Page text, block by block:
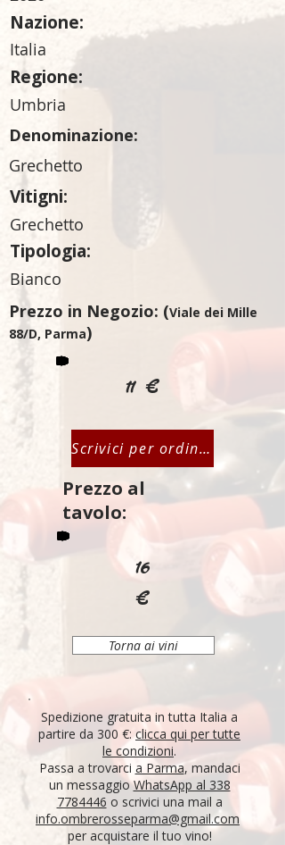
Nazione:
Italia
Regione:
Umbria
Denominazione:
Grechetto
Vitigni:
Grechetto
Tipologia:
Bianco
Prezzo in Negozio: (Viale dei Mille
88/D, Parma)
11 €
Scrivici per ordinare
Prezzo al
tavolo:
16
€
Torna ai vini
Spedizione gratuita in tutta Italia a
partire da 300 €:clicca qui per tutte
le condizioni.
Passa a trovarci a Parma, mandaci
un messaggioWhatsApp al 338
7784446 o scrivici una mail a
info.ombrerosseparma@gmail.com
per acquistare il tuo vino!